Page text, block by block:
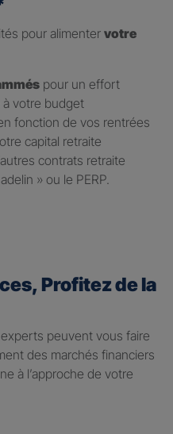
pour alimenter votre
pour un effort
à votre budget
fonction de vos rentrées
capital retraite
contrats retraite
» ou le PERP.
Profitez de la
peuvent vous faire
des marchés financiers
à l’approche de votre